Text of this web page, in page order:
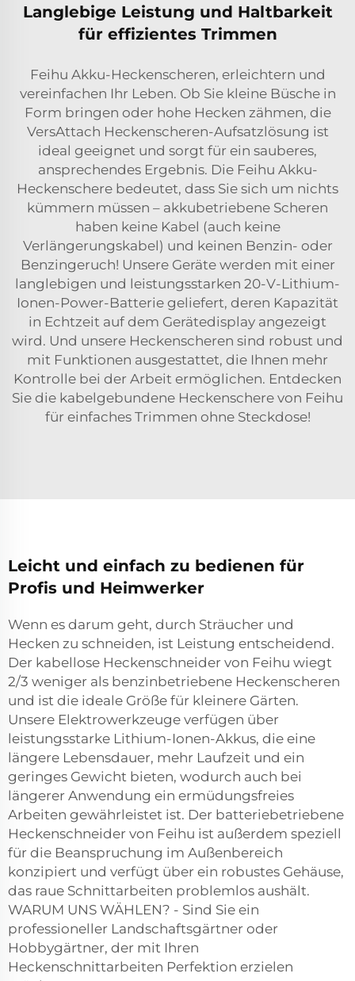
Langlebige Leistung und Haltbarkeit
für effizientes Trimmen
Feihu Akku-Heckenscheren, erleichtern und
vereinfachen Ihr Leben. Ob Sie kleine Büsche in
Form bringen oder hohe Hecken zähmen, die
VersAttach Heckenscheren-Aufsatzlösung ist
ideal geeignet und sorgt für ein sauberes,
ansprechendes Ergebnis. Die Feihu Akku-
Heckenschere bedeutet, dass Sie sich um nichts
kümmern müssen – akkubetriebene Scheren
haben keine Kabel (auch keine
Verlängerungskabel) und keinen Benzin- oder
Benzingeruch! Unsere Geräte werden mit einer
langlebigen und leistungsstarken 20-V-Lithium-
Ionen-Power-Batterie geliefert, deren Kapazität
in Echtzeit auf dem Gerätedisplay angezeigt
wird. Und unsere Heckenscheren sind robust und
mit Funktionen ausgestattet, die Ihnen mehr
Kontrolle bei der Arbeit ermöglichen. Entdecken
Sie die kabelgebundene Heckenschere von Feihu
für einfaches Trimmen ohne Steckdose!
Leicht und einfach zu bedienen für
Profis und Heimwerker
Wenn es darum geht, durch Sträucher und
Hecken zu schneiden, ist Leistung entscheidend.
Der kabellose Heckenschneider von Feihu wiegt
2/3 weniger als benzinbetriebene Heckenscheren
und ist die ideale Größe für kleinere Gärten.
Unsere Elektrowerkzeuge verfügen über
leistungsstarke Lithium-Ionen-Akkus, die eine
längere Lebensdauer, mehr Laufzeit und ein
geringes Gewicht bieten, wodurch auch bei
längerer Anwendung ein ermüdungsfreies
Arbeiten gewährleistet ist. Der batteriebetriebene
Heckenschneider von Feihu ist außerdem speziell
für die Beanspruchung im Außenbereich
konzipiert und verfügt über ein robustes Gehäuse,
das raue Schnittarbeiten problemlos aushält.
WARUM UNS WÄHLEN? - Sind Sie ein
professioneller Landschaftsgärtner oder
Hobbygärtner, der mit Ihren
Heckenschnittarbeiten Perfektion erzielen